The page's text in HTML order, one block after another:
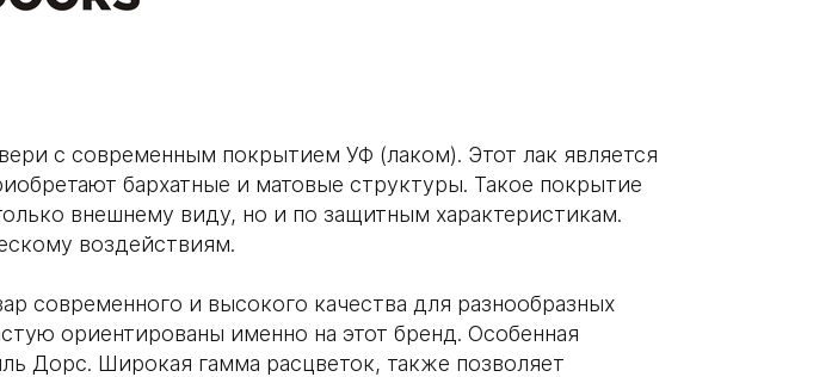
с современным покрытием УФ (лаком). Этот лак является
бархатные и матовые структуры. Такое покрытие
внешнему виду, но и по защитным характеристикам.
воздействиям.
современного и высокого качества для разнообразных
ориентированы именно на этот бренд. Особенная
Дорс. Широкая гамма расцветок, также позволяет